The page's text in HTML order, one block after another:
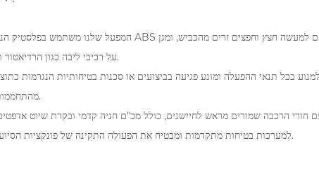
על רכיבי ליבה כגון הרדיאטור והקבל.
מהתחממות יתר.
למערכות בטיחות מתקדמות ומבטיח את הפעולה התקינה של פונקציות הסיוע לנהג.